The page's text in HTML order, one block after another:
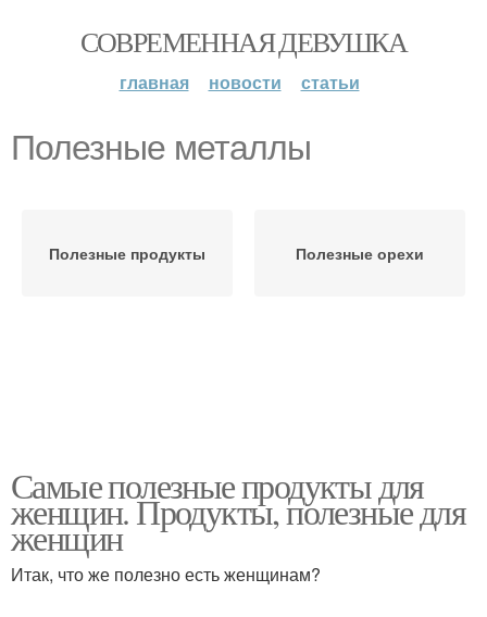
СОВРЕМЕННАЯ ДЕВУШКА
главная новости статьи
Полезные металлы
Полезные продукты Полезные орехи
Самые полезные продукты для
женщин. Продукты, полезные для
женщин
Итак, что же полезно есть женщинам?